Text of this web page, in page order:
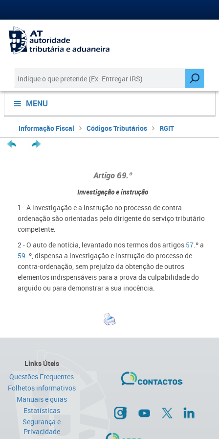
MENU
Informação Fiscal Códigos Tributários RGIT
Artigo 69.º
Investigação e instrução
1 - A investigação e a instrução no processo de contra-
ordenação são orientadas pelo dirigente do serviço tributário
competente.
2 - O auto de notícia, levantado nos termos dos artigos 57.º a
59 .º, dispensa a investigação e instrução do processo de
contra-ordenação, sem prejuízo da obtenção de outros
elementos indispensáveis para a prova da culpabilidade do
arguido ou para demonstrar a sua inocência.
Links Úteis
Questões Frequentes
Folhetos informativos
Manuais e guias
Estatísticas
Segurança e
Privacidade